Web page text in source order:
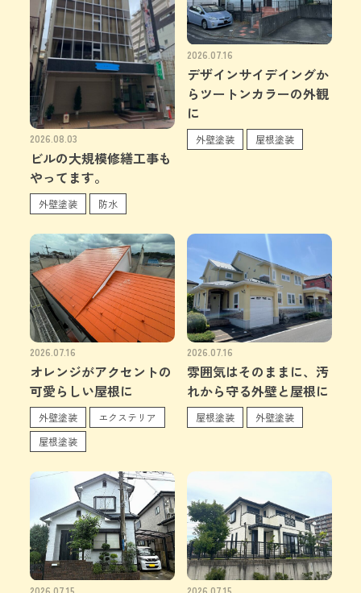
2026.08.03
ビルの大規模修繕工事も
やってます。
外壁塗装 防水
2026.07.16
デザインサイデイングか
らツートンカラーの外観
に
外壁塗装 屋根塗装
2026.07.16
オレンジがアクセントの
可愛らしい屋根に
外壁塗装
エクステリア
屋根塗装
2026.07.16
雰囲気はそのままに、汚
れから守る外壁と屋根に
屋根塗装 外壁塗装
2026.07.15 2026.07.15